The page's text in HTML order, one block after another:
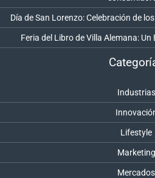
Día de San Lorenzo: Celebración de
Feria del Libro de Villa Alemana:
Industrias
Lifestyle
Marketing
Mercados